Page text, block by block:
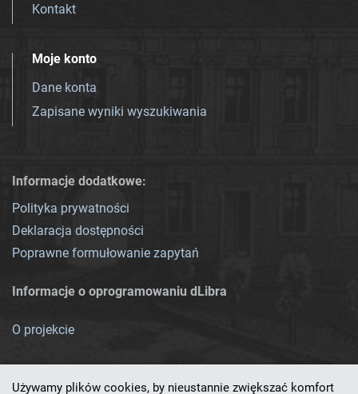
Kontakt
Moje konto
Dane konta
Zapisane wyniki wyszukiwania
Informacje dodatkowe:
Polityka prywatności
Deklaracja dostępności
Poprawne formułowanie zapytań
Informacje o oprogramowaniu dLibra
O projekcie
Używamy plików cookies, by nieustannie zwiększać komfort